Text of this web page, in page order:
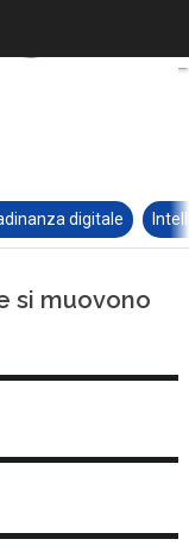
digitale
si muovono